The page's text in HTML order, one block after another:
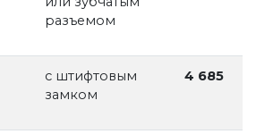
разъемом
с штифтовым
замком
4 685